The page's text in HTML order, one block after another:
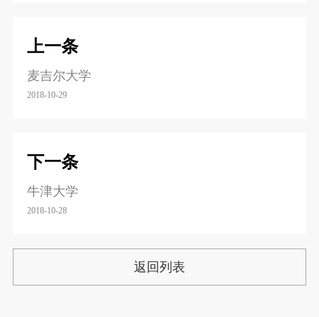
上一条
麦吉尔大学
2018-10-29
下一条
牛津大学
2018-10-28
返回列表